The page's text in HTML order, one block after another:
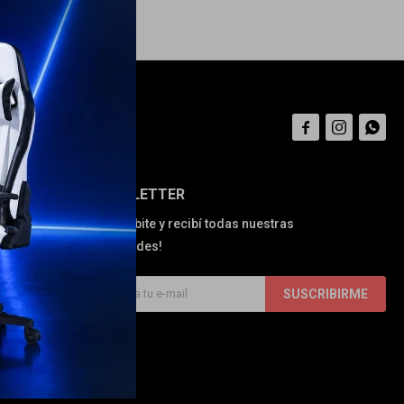
NEWSLETTER
¡Suscribite y recibí todas nuestras
novedades!
SUSCRIBIRME
  